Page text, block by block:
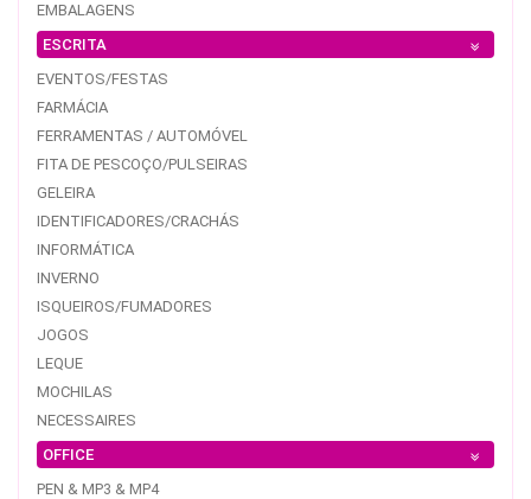
EMBALAGENS
ESCRITA
EVENTOS/FESTAS
FARMÁCIA
FERRAMENTAS / AUTOMÓVEL
FITA DE PESCOÇO/PULSEIRAS
GELEIRA
IDENTIFICADORES/CRACHÁS
INFORMÁTICA
INVERNO
ISQUEIROS/FUMADORES
JOGOS
LEQUE
MOCHILAS
NECESSAIRES
OFFICE
PEN & MP3 & MP4